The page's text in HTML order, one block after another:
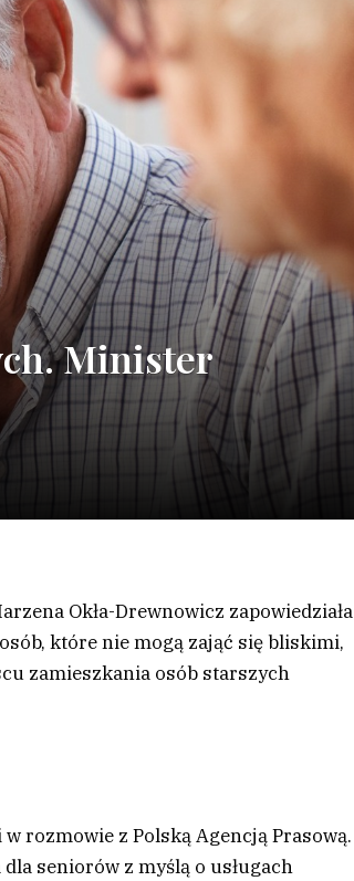
Minister
Okła-Drewnowicz zapowiedziała
które nie mogą zająć się bliskimi,
zamieszkania osób starszych
rozmowie z Polską Agencją Prasową.
seniorów z myślą o usługach